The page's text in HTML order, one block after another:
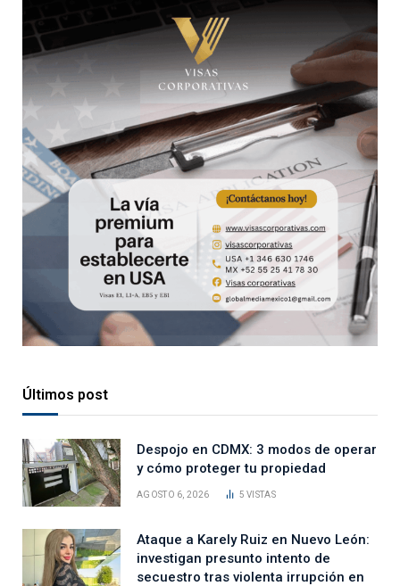
Últimos post
Despojo en CDMX: 3 modos de operar
y cómo proteger tu propiedad
AGOSTO 6, 2026 5VISTAS
Ataque a Karely Ruiz en Nuevo León:
investigan presunto intento de
secuestro tras violenta irrupción en